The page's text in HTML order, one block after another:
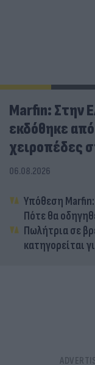
Marfin: Στην
εκδόθηκε
χειροπέδες
06.08.2026
Υπόθεση
Πότε θα
Πωλήτρια σε
κατηγορείται